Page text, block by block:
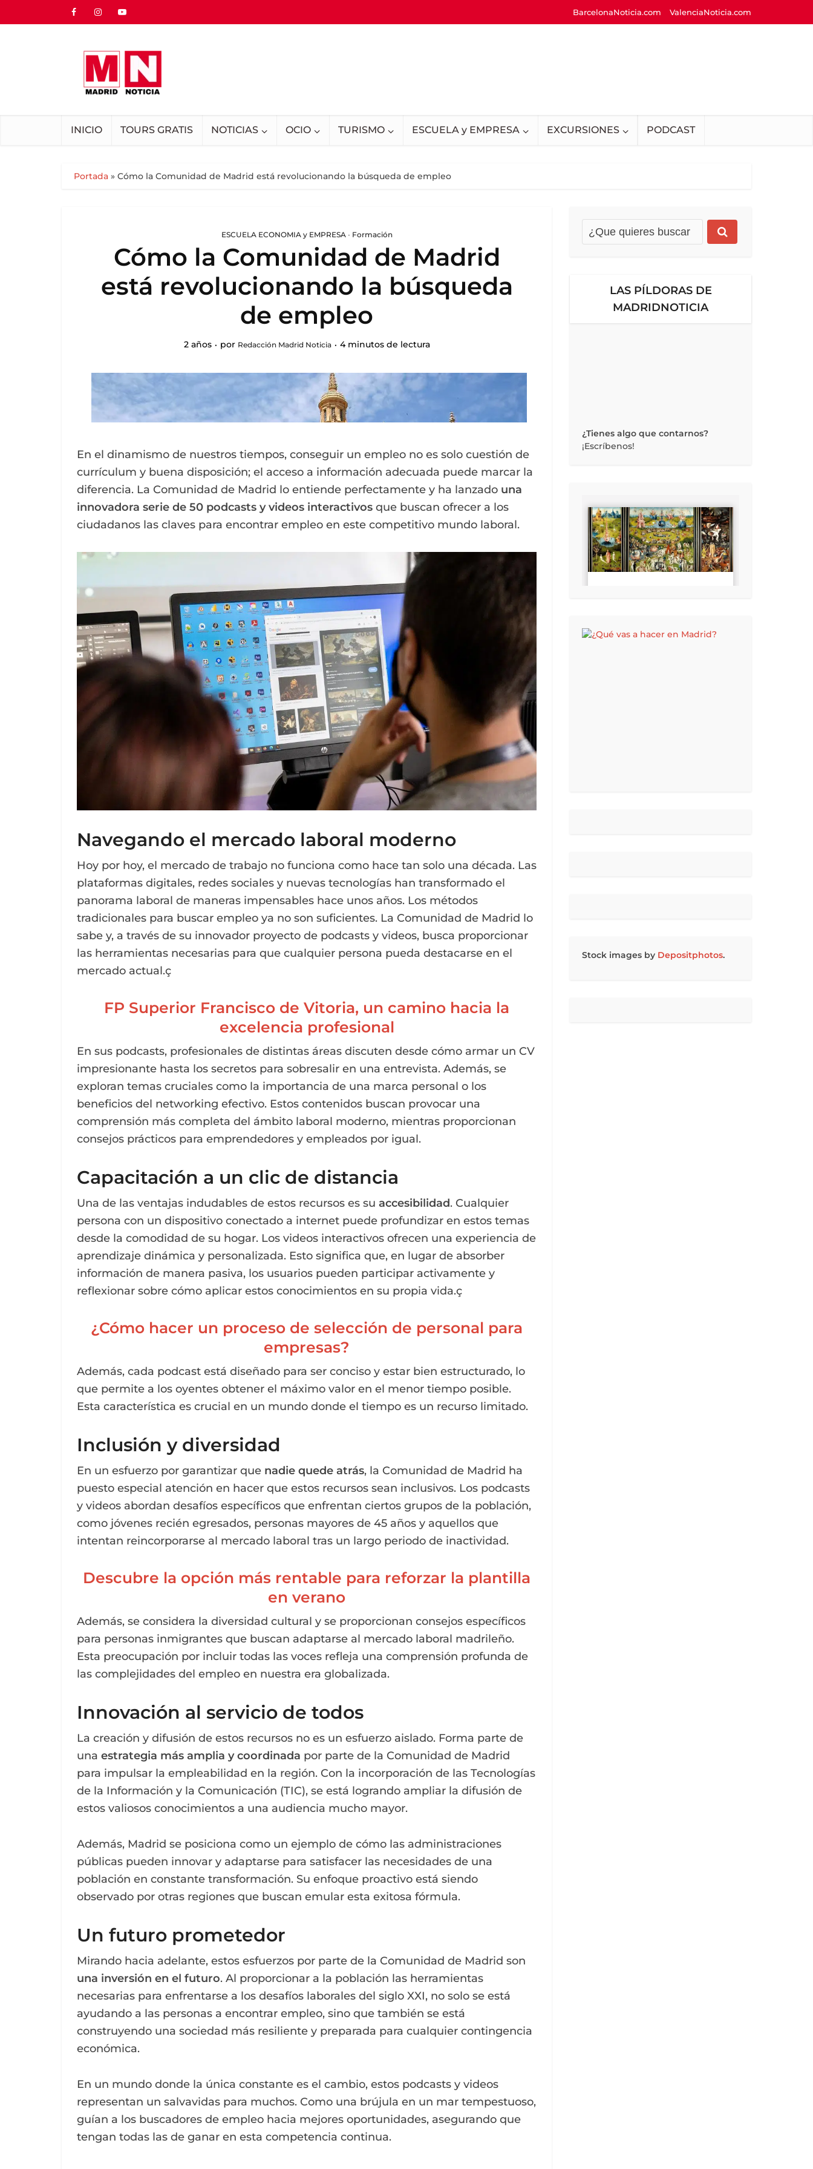
BarcelonaNoticia.com ValenciaNoticia.com
INICIO TOURS GRATIS NOTICIAS OCIO TURISMO ESCUELA y EMPRESA EXCURSIONES PODCAST
Portada » Cómo la Comunidad de Madrid está revolucionando la búsqueda de empleo
ESCUELA ECONOMIA y EMPRESA • Formación
Cómo la Comunidad de Madrid
está revolucionando la búsqueda
de empleo
2 años por Redacción Madrid Noticia 4 minutos de lectura
En el dinamismo de nuestros tiempos, conseguir un empleo no es solo cuestión de
currículum y buena disposición; el acceso a información adecuada puede marcar la
diferencia. La Comunidad de Madrid lo entiende perfectamente y ha lanzado una
innovadora serie de 50 podcasts y videos interactivos que buscan ofrecer a los
ciudadanos las claves para encontrar empleo en este competitivo mundo laboral.
Navegando el mercado laboral moderno
Hoy por hoy, el mercado de trabajo no funciona como hace tan solo una década. Las
plataformas digitales, redes sociales y nuevas tecnologías han transformado el
panorama laboral de maneras impensables hace unos años. Los métodos
tradicionales para buscar empleo ya no son suficientes. La Comunidad de Madrid lo
sabe y, a través de su innovador proyecto de podcasts y videos, busca proporcionar
las herramientas necesarias para que cualquier persona pueda destacarse en el
mercado actual.ç
FP Superior Francisco de Vitoria, un camino hacia la
excelencia profesional
En sus podcasts, profesionales de distintas áreas discuten desde cómo armar un CV
impresionante hasta los secretos para sobresalir en una entrevista. Además, se
exploran temas cruciales como la importancia de una marca personal o los
beneficios del networking efectivo. Estos contenidos buscan provocar una
comprensión más completa del ámbito laboral moderno, mientras proporcionan
consejos prácticos para emprendedores y empleados por igual.
Capacitación a un clic de distancia
Una de las ventajas indudables de estos recursos es su accesibilidad. Cualquier
persona con un dispositivo conectado a internet puede profundizar en estos temas
desde la comodidad de su hogar. Los videos interactivos ofrecen una experiencia de
aprendizaje dinámica y personalizada. Esto significa que, en lugar de absorber
información de manera pasiva, los usuarios pueden participar activamente y
reflexionar sobre cómo aplicar estos conocimientos en su propia vida.ç
¿Cómo hacer un proceso de selección de personal para
empresas?
Además, cada podcast está diseñado para ser conciso y estar bien estructurado, lo
que permite a los oyentes obtener el máximo valor en el menor tiempo posible.
Esta característica es crucial en un mundo donde el tiempo es un recurso limitado.
Inclusión y diversidad
En un esfuerzo por garantizar que nadie quede atrás, la Comunidad de Madrid ha
puesto especial atención en hacer que estos recursos sean inclusivos. Los podcasts
y videos abordan desafíos específicos que enfrentan ciertos grupos de la población,
como jóvenes recién egresados, personas mayores de 45 años y aquellos que
intentan reincorporarse al mercado laboral tras un largo periodo de inactividad.
Descubre la opción más rentable para reforzar la plantilla
en verano
Además, se considera la diversidad cultural y se proporcionan consejos específicos
para personas inmigrantes que buscan adaptarse al mercado laboral madrileño.
Esta preocupación por incluir todas las voces refleja una comprensión profunda de
las complejidades del empleo en nuestra era globalizada.
Innovación al servicio de todos
La creación y difusión de estos recursos no es un esfuerzo aislado. Forma parte de
una estrategia más amplia y coordinada por parte de la Comunidad de Madrid
para impulsar la empleabilidad en la región. Con la incorporación de las Tecnologías
de la Información y la Comunicación (TIC), se está logrando ampliar la difusión de
estos valiosos conocimientos a una audiencia mucho mayor.
Además, Madrid se posiciona como un ejemplo de cómo las administraciones
públicas pueden innovar y adaptarse para satisfacer las necesidades de una
población en constante transformación. Su enfoque proactivo está siendo
observado por otras regiones que buscan emular esta exitosa fórmula.
Un futuro prometedor
Mirando hacia adelante, estos esfuerzos por parte de la Comunidad de Madrid son
una inversión en el futuro. Al proporcionar a la población las herramientas
necesarias para enfrentarse a los desafíos laborales del siglo XXI, no solo se está
ayudando a las personas a encontrar empleo, sino que también se está
construyendo una sociedad más resiliente y preparada para cualquier contingencia
económica.
En un mundo donde la única constante es el cambio, estos podcasts y videos
representan un salvavidas para muchos. Como una brújula en un mar tempestuoso,
guían a los buscadores de empleo hacia mejores oportunidades, asegurando que
tengan todas las de ganar en esta competencia continua.
LAS PÍLDORAS DE
MADRIDNOTICIA
¿Tienes algo que contarnos?
¡Escríbenos!
Stock images by Depositphotos.